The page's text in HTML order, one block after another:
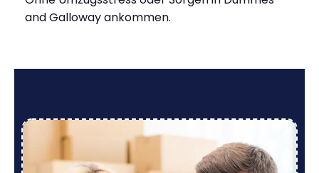
and Galloway ankommen.